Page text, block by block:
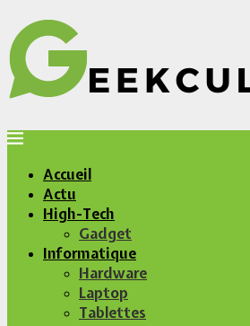
Accueil
Actu
High-Tech
Gadget
Informatique
Hardware
Laptop
Tablettes